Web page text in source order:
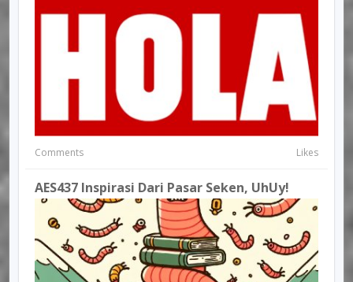
Comments Likes
AES437 Inspirasi Dari Pasar Seken, UhUy!